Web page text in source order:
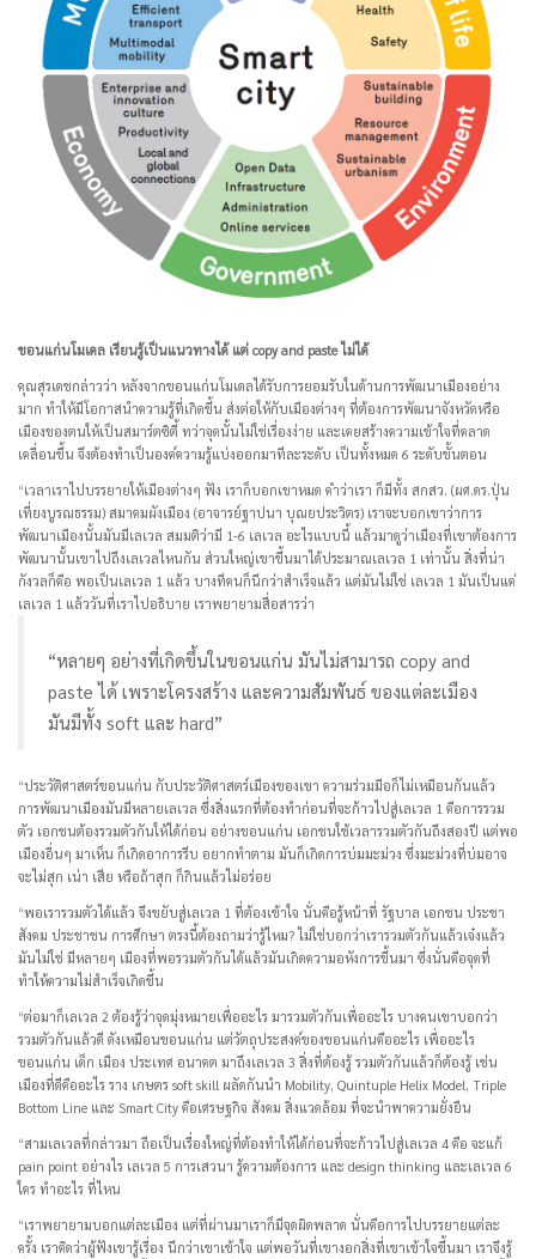
ขอนแก่นโมเดล เรียนรู้เป็นแนวทางได้ แต่ copy and paste ไม่ได้
คุณสุรเดชกล่าวว่า หลังจากขอนแก่นโมเดลได้รับการยอมรับในด้านการพัฒนาเมืองอย่าง
มาก ทำให้มีโอกาสนำความรู้ที่เกิดขึ้น ส่งต่อให้กับเมืองต่างๆ ที่ต้องการพัฒนาจังหวัดหรือ
เมืองของตนให้เป็นสมาร์ตซิตี้ ทว่าจุดนั้นไม่ใช่เรื่องง่าย และเคยสร้างความเข้าใจที่คลาด
เคลื่อนขึ้น จึงต้องทำเป็นองค์ความรู้แบ่งออกมาทีละระดับ เป็นทั้งหมด 6 ระดับขั้นตอน
“เวลาเราไปบรรยายให้เมืองต่างๆ ฟัง เราก็บอกเขาหมด คำว่าเรา ก็มีทั้ง สกสว. (ผศ.ดร.ปุ่น
เที่ยงบูรณธรรม) สมาคมผังเมือง (อาจารย์ฐาปนา บุณยประวิตร) เราจะบอกเขาว่าการ
พัฒนาเมืองนั้นมันมีเลเวล สมมติว่ามี 1-6 เลเวล อะไรแบบนี้ แล้วมาดูว่าเมืองที่เขาต้องการ
พัฒนานั้นเขาไปถึงเลเวลไหนกัน ส่วนใหญ่เขาขึ้นมาได้ประมาณเลเวล 1 เท่านั้น สิ่งที่น่า
กังวลก็คือ พอเป็นเลเวล 1 แล้ว บางทีคนก็นึกว่าสำเร็จแล้ว แต่มันไม่ใช่ เลเวล 1 มันเป็นแค่
เลเวล 1 แล้ววันที่เราไปอธิบาย เราพยายามสื่อสารว่า
“หลายๆ อย่างที่เกิดขึ้นในขอนแก่น มันไม่สามารถ copy and
paste ได้ เพราะโครงสร้าง และความสัมพันธ์ ของแต่ละเมือง
มันมีทั้ง soft และ hard”
“ประวัติศาสตร์ขอนแก่น กับประวัติศาสตร์เมืองของเขา ความร่วมมือก็ไม่เหมือนกันแล้ว
การพัฒนาเมืองมันมีหลายเลเวล ซึ่งสิ่งแรกที่ต้องทำก่อนที่จะก้าวไปสู่เลเวล 1 คือการรวม
ตัว เอกชนต้องรวมตัวกันให้ได้ก่อน อย่างขอนแก่น เอกชนใช้เวลารวมตัวกันถึงสองปี แต่พอ
เมืองอื่นๆ มาเห็น ก็เกิดอาการรีบ อยากทำตาม มันก็เกิดการบ่มมะม่วง ซึ่งมะม่วงที่บ่มอาจ
จะไม่สุก เน่า เสีย หรือถ้าสุก ก็กินแล้วไม่อร่อย
“พอเรารวมตัวได้แล้ว จึงขยับสู่เลเวล 1 ที่ต้องเข้าใจ นั่นคือรู้หน้าที่ รัฐบาล เอกชน ประชา
สังคม ประชาชน การศึกษา ตรงนี้ต้องถามว่ารู้ไหม? ไม่ใช่บอกว่าเรารวมตัวกันแล้วเจ๋งแล้ว
มันไม่ใช่ มีหลายๆ เมืองที่พอรวมตัวกันได้แล้วมันเกิดความอหังการขึ้นมา ซึ่งนั่นคือจุดที่
ทำให้ความไม่สำเร็จเกิดขึ้น
“ต่อมาก็เลเวล 2 ต้องรู้ว่าจุดมุ่งหมายเพื่ออะไร มารวมตัวกันเพื่ออะไร บางคนเขาบอกว่า
รวมตัวกันแล้วดี ดังเหมือนขอนแก่น แต่วัตถุประสงค์ของขอนแก่นคืออะไร เพื่ออะไร
ขอนแก่น เด็ก เมือง ประเทศ อนาคต มาถึงเลเวล 3 สิ่งที่ต้องรู้ รวมตัวกันแล้วก็ต้องรู้ เช่น
เมืองที่ดีคืออะไร ราง เกษตร soft skill ผลัดกันนำ Mobility, Quintuple Helix Model, Triple
Bottom Line และ Smart City คือเศรษฐกิจ สังคม สิ่งแวดล้อม ที่จะนำพาความยั่งยืน
“สามเลเวลที่กล่าวมา ถือเป็นเรื่องใหญ่ที่ต้องทำให้ได้ก่อนที่จะก้าวไปสู่เลเวล 4 คือ จะแก้
pain point อย่างไร เลเวล 5 การเสวนา รู้ความต้องการ และ design thinking และเลเวล 6
ใคร ทำอะไร ที่ไหน
“เราพยายามบอกแต่ละเมือง แต่ที่ผ่านมาเราก็มีจุดผิดพลาด นั่นคือการไปบรรยายแต่ละ
ครั้ง เราคิดว่าผู้ฟังเขารู้เรื่อง นึกว่าเขาเข้าใจ แต่พอวันที่เขางอกสิ่งที่เขาเข้าใจขึ้นมา เราจึงรู้